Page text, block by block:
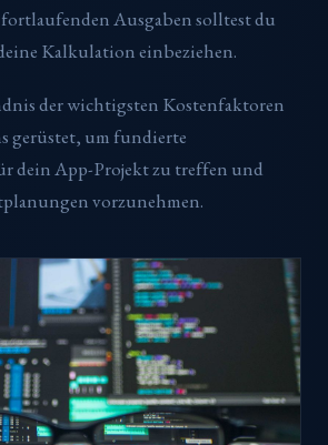
fortlaufenden Ausgaben solltest du
Kalkulation einbeziehen.
der wichtigsten Kostenfaktoren
gerüstet, um fundierte
dein App-Projekt zu treffen und
vorzunehmen.